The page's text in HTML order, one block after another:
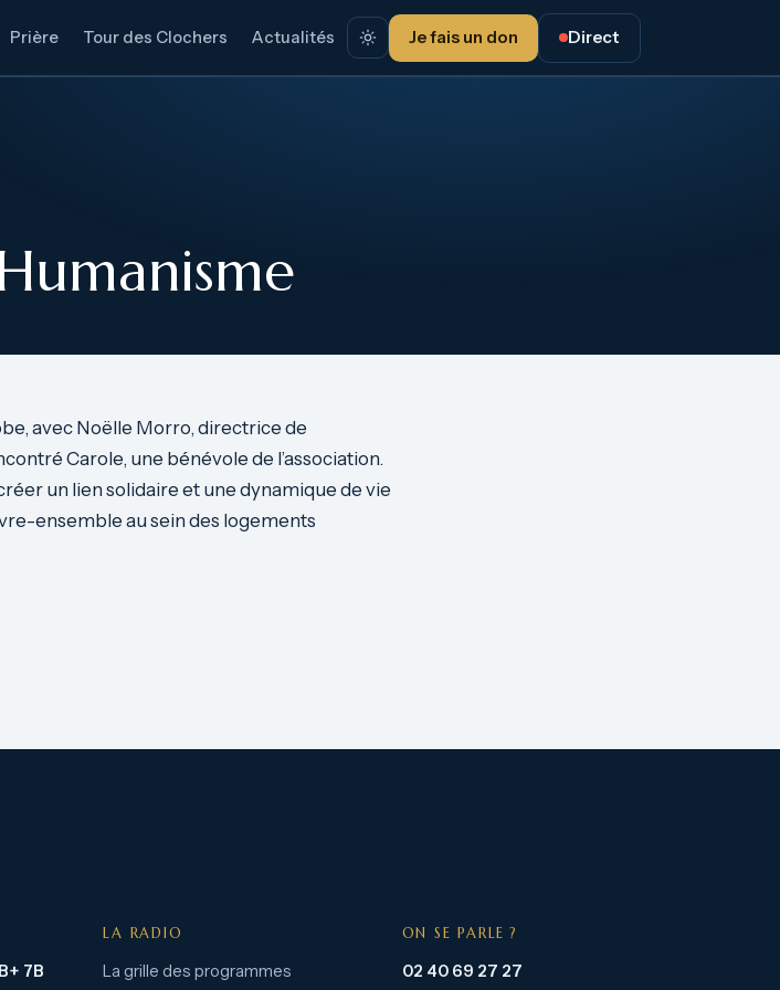
Prière Tour des Clochers Actualités Je fais un don Direct
avec Noëlle Morro, directrice de
Carole, une bénévole de l’association.
un lien solidaire et une dynamique de vie
ensemble au sein des logements
7B
LA RADIO
La grille des programmes
ON SE PARLE ?
02 40 69 27 27